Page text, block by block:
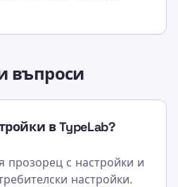
въпроси
в TypeLab?
прозорец с настройки и
настройки.